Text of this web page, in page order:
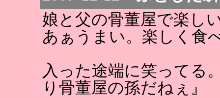
娘と父の骨董屋で楽し
あぁうまい。楽しく食
入った途端に笑ってる
り骨董屋の孫だねぇ』